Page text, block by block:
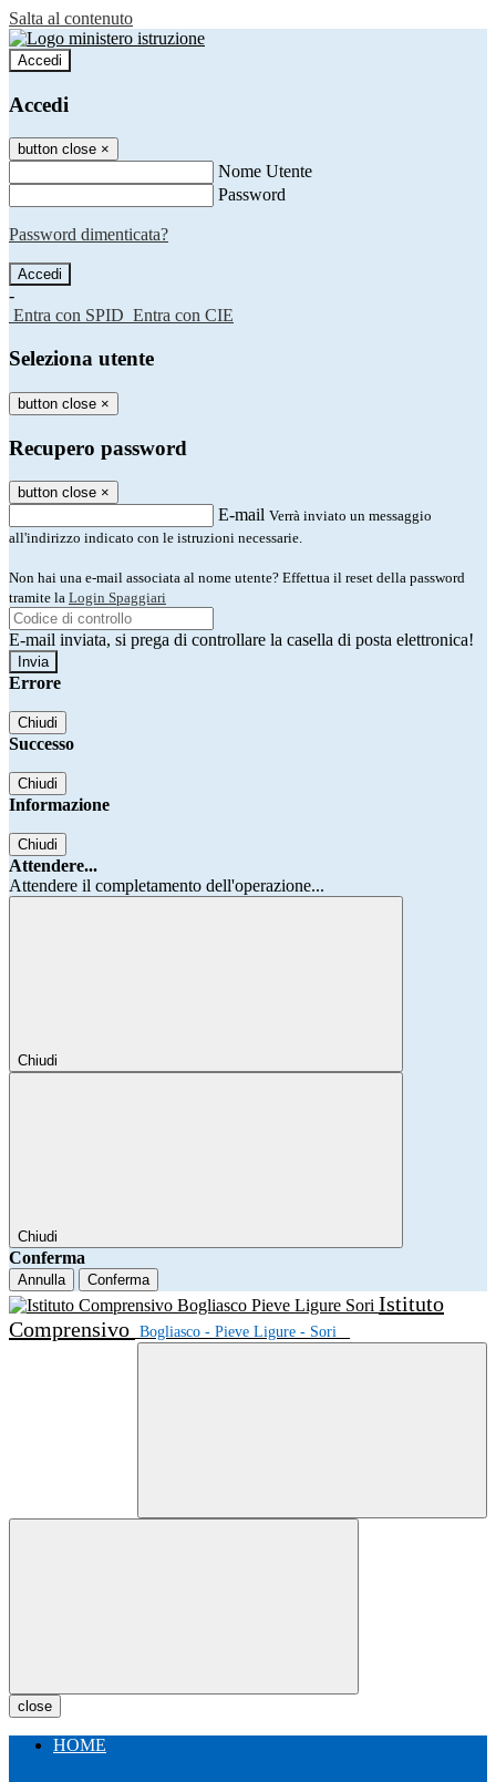
Salta al contenuto
Accedi
Accedi
button close ×
Nome Utente
Password
Password dimenticata?
-
Entra con SPID Entra con CIE
Seleziona utente
button close ×
Recupero password
button close ×
E-mail Verrà inviato un messaggio
all'indirizzo indicato con le istruzioni necessarie.
Non hai una e-mail associata al nome utente? Effettua il reset della password
tramite la Login Spaggiari
E-mail inviata, si prega di controllare la casella di posta elettronica!
Errore
Chiudi
Successo
Chiudi
Informazione
Chiudi
Attendere...
Attendere il completamento dell'operazione...
Chiudi
Chiudi
Conferma
Annulla Conferma
Istituto
Comprensivo Bogliasco - Pieve Ligure - Sori
close
HOME